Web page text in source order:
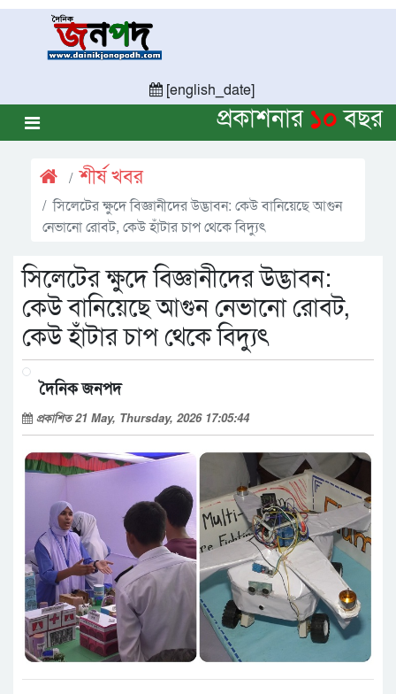
[english_date]
প্রকাশনার ১০বছর
শীর্ষ খবর
সিলেটের ক্ষুদে বিজ্ঞানীদের উদ্ভাবন: কেউ বানিয়েছে আগুন
নেভানো রোবট, কেউ হাঁটার চাপ থেকে বিদ্যুৎ
সিলেটের ক্ষুদে বিজ্ঞানীদের উদ্ভাবন:
কেউ বানিয়েছে আগুন নেভানো রোবট,
কেউ হাঁটার চাপ থেকে বিদ্যুৎ
দৈনিক জনপদ
প্রকাশিত 21 May, Thursday, 2026 17:05:44